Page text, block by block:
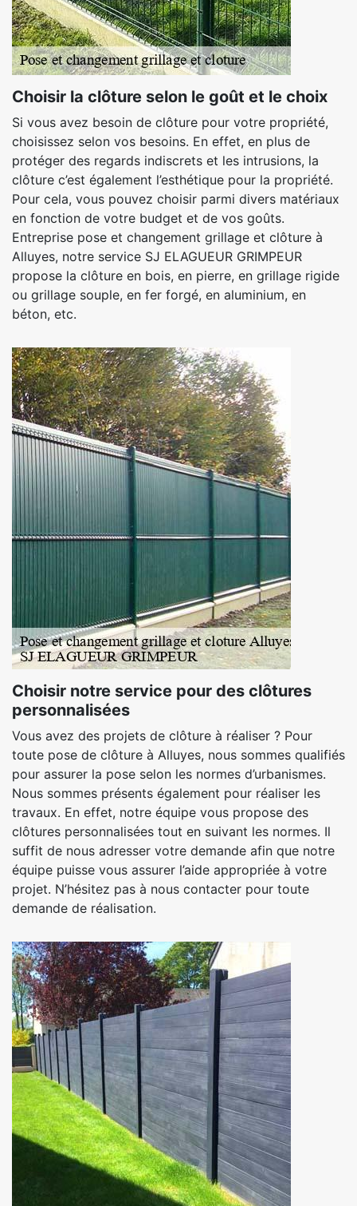
Choisir la clôture selon le goût et le choix
Si vous avez besoin de clôture pour votre propriété,
choisissez selon vos besoins. En effet, en plus de
protéger des regards indiscrets et les intrusions, la
clôture c’est également l’esthétique pour la propriété.
Pour cela, vous pouvez choisir parmi divers matériaux
en fonction de votre budget et de vos goûts.
Entreprise pose et changement grillage et clôture à
Alluyes, notre service SJ ELAGUEUR GRIMPEUR
propose la clôture en bois, en pierre, en grillage rigide
ou grillage souple, en fer forgé, en aluminium, en
béton, etc.
Choisir notre service pour des clôtures
personnalisées
Vous avez des projets de clôture à réaliser ? Pour
toute pose de clôture à Alluyes, nous sommes qualifiés
pour assurer la pose selon les normes d’urbanismes.
Nous sommes présents également pour réaliser les
travaux. En effet, notre équipe vous propose des
clôtures personnalisées tout en suivant les normes. Il
suffit de nous adresser votre demande afin que notre
équipe puisse vous assurer l’aide appropriée à votre
projet. N’hésitez pas à nous contacter pour toute
demande de réalisation.